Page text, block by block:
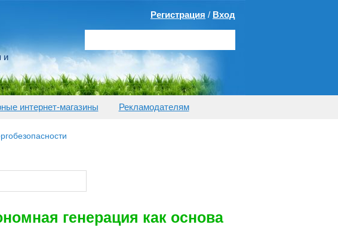
и
Регистрация / Вход
интернет-магазины Рекламодателям
генерация как основа